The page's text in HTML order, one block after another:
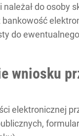
do osoby
do
wniosku
elektronicznej